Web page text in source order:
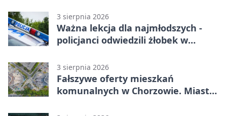
3 sierpnia 2026
Ważna lekcja dla najmłodszych -
policjanci odwiedzili żłobek w
3 sierpnia 2026
Fałszywe oferty mieszkań
komunalnych w Chorzowie. Miasto